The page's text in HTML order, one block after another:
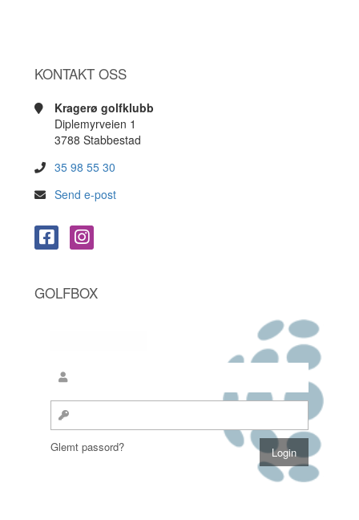
KONTAKT OSS
Kragerø golfklubb
Diplemyrveien 1
3788 Stabbestad
35 98 55 30
Send e-post
GOLFBOX
Glemt passord?